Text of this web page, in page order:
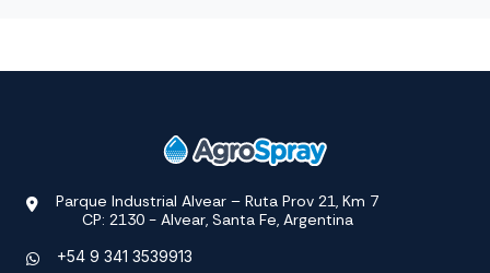
Parque Industrial Alvear – Ruta Prov 21, Km 7
CP: 2130 - Alvear, Santa Fe, Argentina
+54 9 341 3539913